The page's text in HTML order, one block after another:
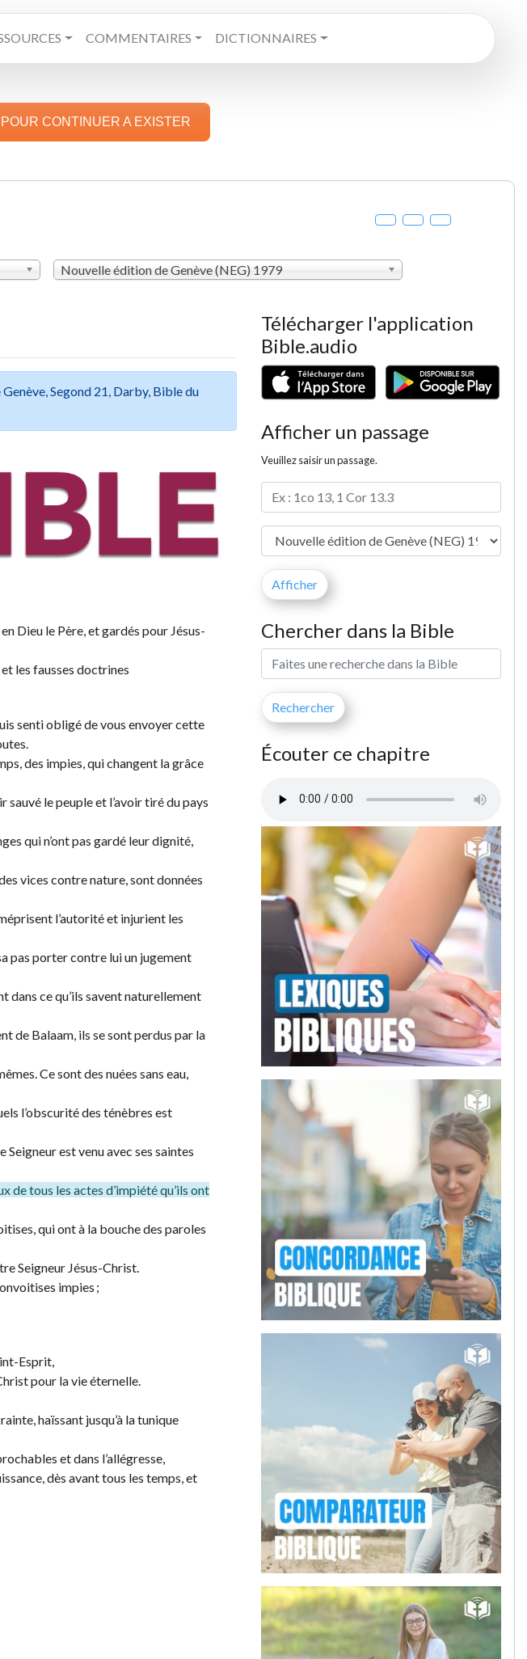
COMMENTAIRES DICTIONNAIRES
CONTINUER A EXISTER
Nouvelle édition de Genève (NEG) 1979
Segond 21, Darby, Bible du
Dieu le Père, et gardés pour Jésus-
les fausses doctrines
senti obligé de vous envoyer cette
des impies, qui changent la grâce
sauvé le peuple et l’avoir tiré du pays
qui n’ont pas gardé leur dignité,
vices contre nature, sont données
l’autorité et injurient les
pas porter contre lui un jugement
dans ce qu’ils savent naturellement
de Balaam, ils se sont perdus par la
Ce sont des nuées sans eau,
l’obscurité des ténèbres est
Seigneur est venu avec ses saintes
de tous les actes d’impiété qu’ils ont
qui ont à la bouche des paroles
Seigneur Jésus-Christ.
impies ;
Esprit,
pour la vie éternelle.
haïssant jusqu’à la tunique
et dans l’allégresse,
dès avant tous les temps, et
Télécharger l'application
Bible.audio
Afficher un passage
Veuillez saisir un passage.
Chercher dans la Bible
Écouter ce chapitre